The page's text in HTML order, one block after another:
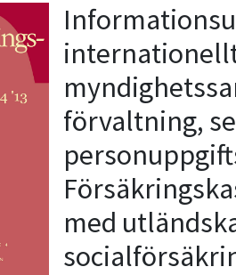
förvaltning,
med